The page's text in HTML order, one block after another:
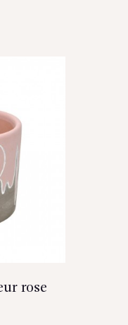
rose